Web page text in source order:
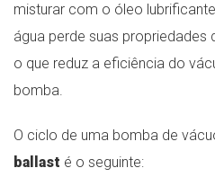
misturar com o óleo
água perde suas
o que reduz a eficiência do
bomba.
O ciclo de uma bomba de
ballast é o seguinte: